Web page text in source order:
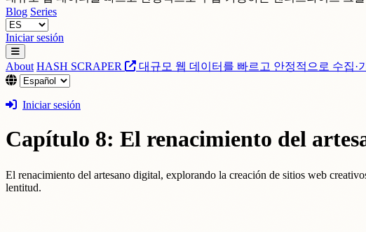
Blog Series
Iniciar sesión
About HASH SCRAPER 대규모 웹 데이터를 빠르고 안정적으로 수집·
Iniciar sesión
Capítulo 8: El renacimiento del
El renacimiento del artesano digital, explorando la creación de sitios web
lentitud.